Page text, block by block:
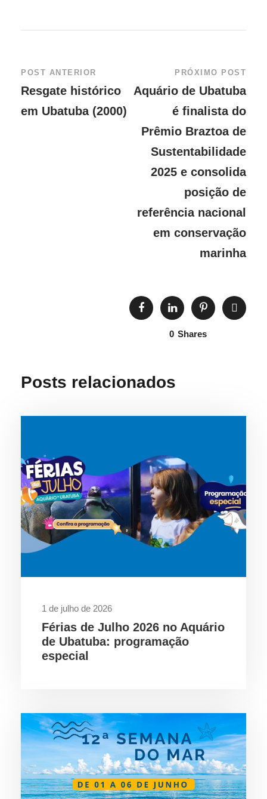
POST ANTERIOR
Resgate histórico
em Ubatuba (2000)
PRÓXIMO POST
Aquário de Ubatuba
é finalista do
Prêmio Braztoa de
Sustentabilidade
2025 e consolida
posição de
referência nacional
em conservação
marinha
0 Shares
Posts relacionados
1 de julho de 2026
Férias de Julho 2026 no Aquário
de Ubatuba: programação
especial